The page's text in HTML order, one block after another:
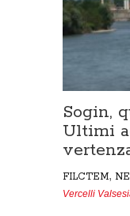
Sogin,
Ultimi
FILCTEM,
Vercelli